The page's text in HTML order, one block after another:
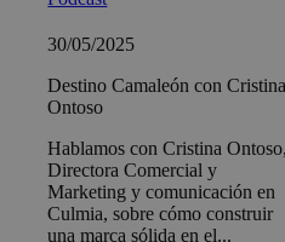
30/05/2025
Destino Camaleón con Cristina
Ontoso
Hablamos con Cristina Ontoso,
Directora Comercial y
Marketing y comunicación en
Culmia, sobre cómo construir
una marca sólida en el...